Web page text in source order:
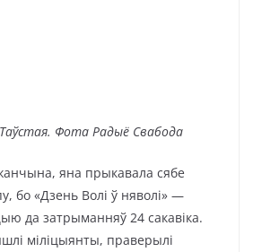
Фота Радыё Свабода
яна прыкавала сябе
бо «Дзень Волі ў няволі» —
да затрыманняў 24 сакавіка.
міліцыянты, праверылі